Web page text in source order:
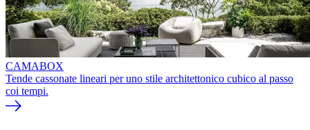
CAMABOX
Tende cassonate lineari per uno stile architettonico cubico al passo
coi tempi.